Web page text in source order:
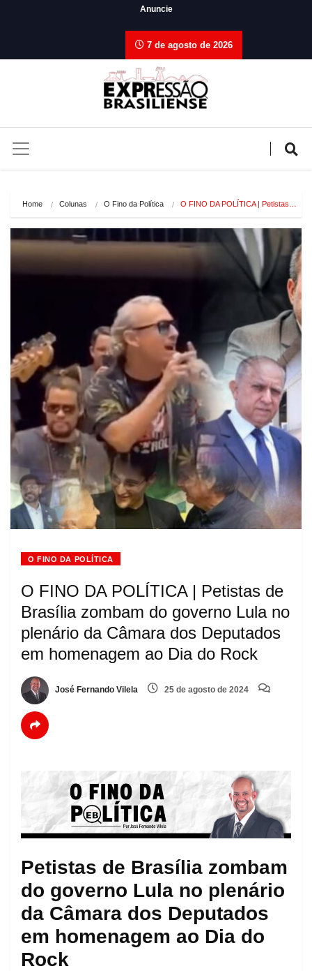
Anuncie
7 de agosto de 2026
Home Colunas O Fino da Política O FINO DA POLÍTICA | Petistas…
O FINO DA POLÍTICA
O FINO DA POLÍTICA | Petistas de
Brasília zombam do governo Lula no
plenário da Câmara dos Deputados
em homenagem ao Dia do Rock
José Fernando Vilela 25 de agosto de 2024
Petistas de Brasília zombam
do governo Lula no plenário
da Câmara dos Deputados
em homenagem ao Dia do
Rock